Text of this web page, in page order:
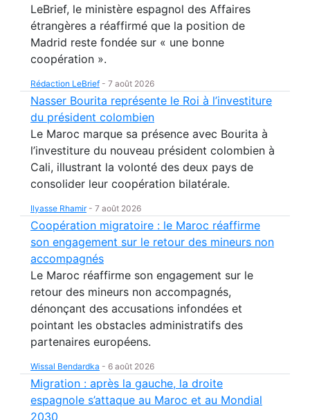
LeBrief, le ministère espagnol des Affaires
étrangères a réaffirmé que la position de
Madrid reste fondée sur « une bonne
coopération ».
Rédaction LeBrief - 7 août 2026
Nasser Bourita représente le Roi à l’investiture
du président colombien
Le Maroc marque sa présence avec Bourita à
l’investiture du nouveau président colombien à
Cali, illustrant la volonté des deux pays de
consolider leur coopération bilatérale.
Ilyasse Rhamir- 7 août 2026
Coopération migratoire : le Maroc réaffirme
son engagement sur le retour des mineurs non
accompagnés
Le Maroc réaffirme son engagement sur le
retour des mineurs non accompagnés,
dénonçant des accusations infondées et
pointant les obstacles administratifs des
partenaires européens.
Wissal Bendardka - 6 août 2026
Migration : après la gauche, la droite
espagnole s’attaque au Maroc et au Mondial
2030